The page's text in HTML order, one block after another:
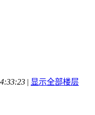
| 显示全部楼层